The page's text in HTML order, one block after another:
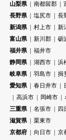
山梨県
南都留郡
長野県
塩尻市 長
新潟県
村上市
新
富山県
新川郡 砺
福井県
福井市
静岡県
湖西市 浜
岐阜県
羽島市 揖
愛知県
春日井市
高浜市
岡崎市
三重県
名張市 四
滋賀県
栗東市
京都府
向日市
京